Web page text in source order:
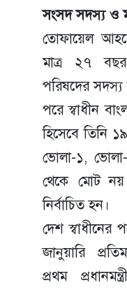
সংসদ সদস্য ও
তোফায়েল
মাত্র ২৭
পরিষদের সদস্য
পরে স্বাধীন
হিসেবে তিনি
ভোলা-১,
থেকে মোট
নির্বাচিত হন।
দেশ
জানুয়ারি
প্রথম